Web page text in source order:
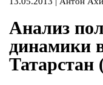
Анализ
динамики
Татарстан